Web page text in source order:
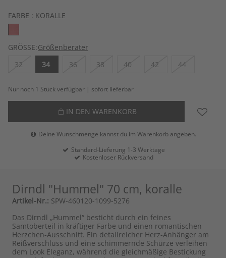
FARBE : KORALLE
GRÖSSE:Größenberater
32
34 36 38 40 42 44
Nur noch 1 Stück verfügbar | sofort lieferbar
IN DEN WARENKORB
Deine Wunschmenge kannst du im Warenkorb angeben.
Standard-Lieferung 1-3 Werktage
Kostenloser Rückversand
Dirndl "Hummel" 70 cm, koralle
Artikel-Nr.: SPW-460120-1099-5276
Das Dirndl „Hummel“ besticht durch ein feines
Samtoberteil in kräftiger Farbe und einen romantischen
Herzchen-Ausschnitt. Ein detailreicher Herz-Anhänger am
Reißverschluss und eine schimmernde Schürze verleihen
dem Look Eleganz, während die gleichmäßige Bestickung